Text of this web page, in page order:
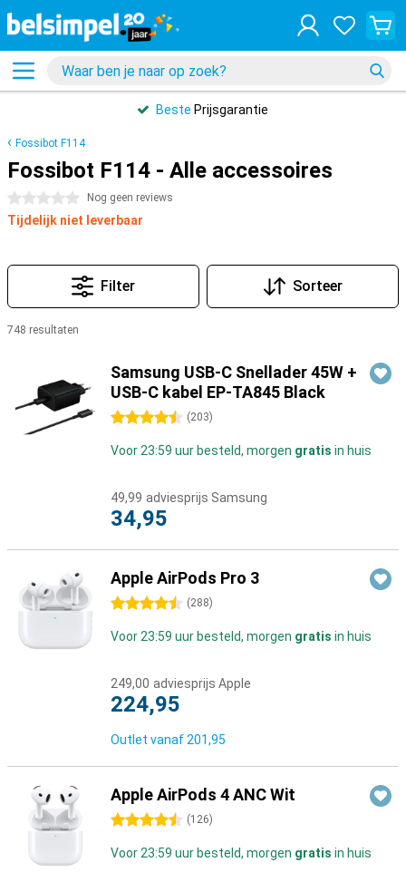
Beste Prijsgarantie
Fossibot F114
Fossibot F114 - Alle accessoires
0 sterren Nog geen reviews
Tijdelijk niet leverbaar
Filter Sorteer
748 resultaten
Samsung USB-C Snellader 45W +
USB-C kabel EP-TA845 Black
4.5 sterren (203)
Voor 23:59 uur besteld, morgen gratis in huis
49,99 adviesprijs Samsung
34,95
Apple AirPods Pro 3
4.5 sterren (288)
Voor 23:59 uur besteld, morgen gratis in huis
249,00 adviesprijs Apple
224,95
Outlet vanaf 201,95
Apple AirPods 4 ANC Wit
4.5 sterren (126)
Voor 23:59 uur besteld, morgen gratis in huis